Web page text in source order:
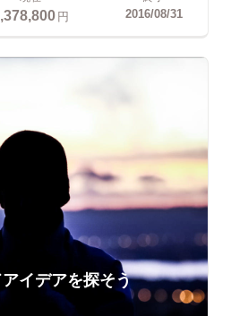
円 2016/08/31
イデアを探そう